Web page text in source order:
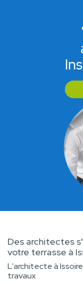
Des architectes
votre terrasse à
L'architecte à
travaux